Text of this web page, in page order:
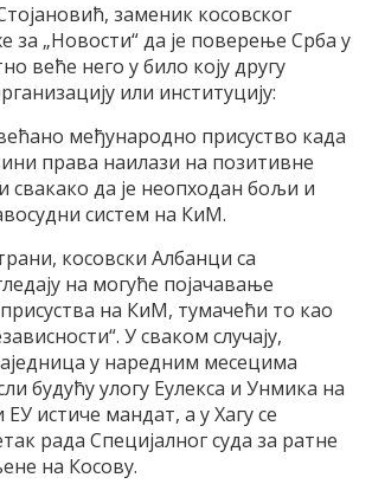
заменик косовског
за „Новости“ да је поверење Срба у
веће него у било коју другу
или институцију:
међународно присуство када
права наилази на позитивне
свакако да је неопходан бољи и
систем на КиМ.
косовски Албанци са
на могуће појачавање
на КиМ, тумачећи то као
У сваком случају,
у наредним месецима
будућу улогу Еулекса и Унмика на
истиче мандат, а у Хагу се
рада Специјалног суда за ратне
на Косову.